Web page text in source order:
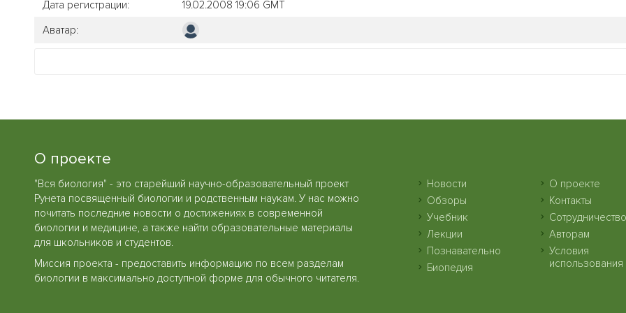
Дата регистрации:
19.02.2008 19:06 GMT
Аватар:
О проекте
"Вся биология" - это старейший научно-образовательный проект
Рунета посвященный биологии и родственным наукам. У нас можно
почитать последние новости о достижениях в современной
биологии и медицине, а также найти образовательные материалы
для школьников и студентов.
Миссия проекта - предоставить информацию по всем разделам
биологии в максимально доступной форме для обычного читателя.
Новости
Обзоры
Учебник
Лекции
Познавательно
Биопедия
О проекте
Контакты
Сотрудничество
Авторам
Условия
использования